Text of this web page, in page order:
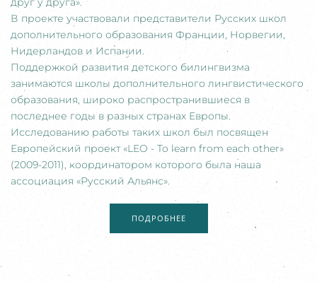
В проекте участвовали представители Русских школ
дополнительного образования Франции, Норвегии,
Нидерландов и Испании.
Поддержкой развития детского билингвизма
занимаются школы дополнительного лингвистического
образования, широко распространившиеся в
последнее годы в разных странах Европы.
Исследованию работы таких школ был посвящен
Европейский проект «LEO - To learn from each other»
(2009-2011), координатором которого была наша
ассоциация «Русский Альянс».
ПОДРОБНЕЕ